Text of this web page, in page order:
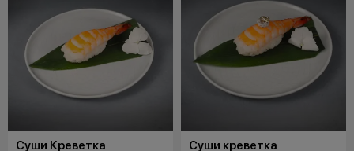
Суши Креветка
Суши креветка